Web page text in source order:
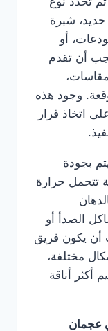
شبرة
أو
أن تقدم
وجود هذه
اتخاذ قرار
بجودة
تتحمل حرارة
الصدأ أو
أن يكون فريق
مختلفة،
أناقة
عجمان